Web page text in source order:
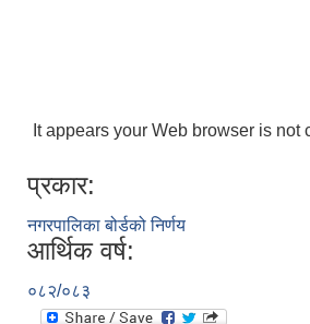
It appears your Web browser is
प्रकार:
नगरपालिका बोर्डको निर्णय
आर्थिक वर्ष:
०८२/०८३